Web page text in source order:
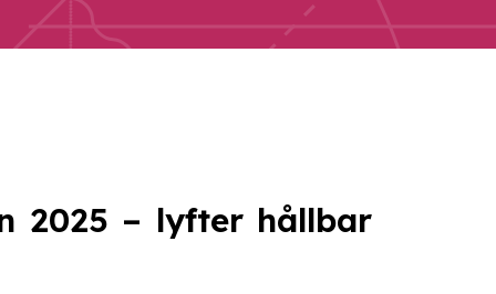
2025 – lyfter hållbar